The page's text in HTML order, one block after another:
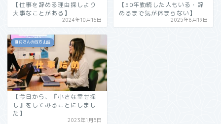
【仕事を辞める理由探しより
大事なことがある】
2024年10月16日
【50年勤続した人もいる・辞
めるまで気が休まらない】
2025年6月19日
嘱託さんの四方山話
【今日から、『小さな幸せ探
し』をしてみることにしまし
た】
2023年1月5日